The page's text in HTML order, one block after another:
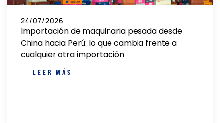
24/07/2026
Importación de maquinaria pesada desde
China hacia Perú: lo que cambia frente a
cualquier otra importación
Leer más